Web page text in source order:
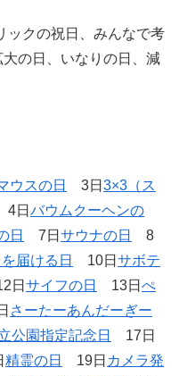
ックの祝日、みんなで考
の日、いなりの日、減
ウスの日 3日 3×3（ス
4日 バウムクーヘンの
日 7日 サウナの日
8
届ける日 10日 サボテ
日 サイフの日 13日 ぺ
さーたーあんだーぎー
公園指定記念日
17日
精霊の日 19日 カメラ発